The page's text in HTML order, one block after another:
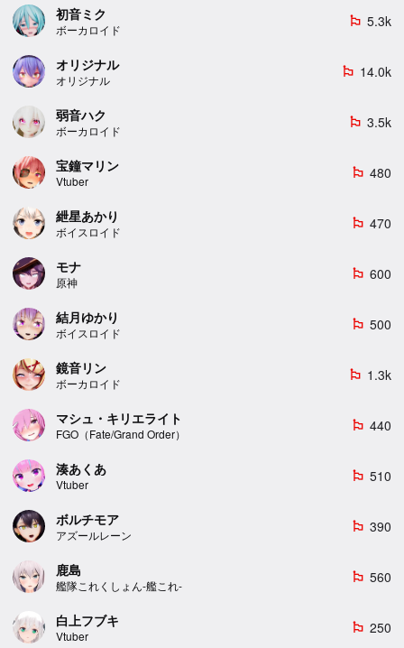
初音ミク
ボーカロイド
emoji_flags 5.3k
オリジナル
オリジナル
emoji_flags 14.0k
弱音ハク
ボーカロイド
emoji_flags 3.5k
宝鐘マリン
Vtuber
emoji_flags 480
紲星あかり
ボイスロイド
emoji_flags 470
モナ
原神
emoji_flags 600
結月ゆかり
ボイスロイド
emoji_flags 500
鏡音リン
ボーカロイド
emoji_flags 1.3k
マシュ・キリエライト
FGO（Fate/Grand Order）
emoji_flags 440
湊あくあ
Vtuber
emoji_flags 510
ボルチモア
アズールレーン
emoji_flags 390
鹿島
艦隊これくしょん-艦これ-
emoji_flags 560
白上フブキ
Vtuber
emoji_flags 250